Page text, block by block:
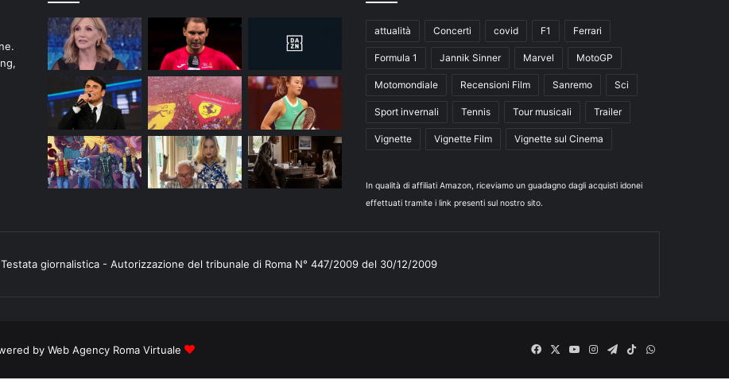
attualità Concerti covid F1 Ferrari
Formula 1 Jannik Sinner Marvel MotoGP
Motomondiale Recensioni Film Sanremo Sci
Sport invernali Tennis Tour musicali Trailer
Vignette Vignette Film Vignette sul Cinema
In qualità di affiliati Amazon, riceviamo un guadagno dagli acquisti idonei
effettuati tramite i link presenti sul nostro sito.
giornalistica - Autorizzazione del tribunale di Roma N° 447/2009 del 30/12/2009
by Web Agency Roma Virtuale Facebook
X
YouInstagram
Telegram
TikTokWhatsApp